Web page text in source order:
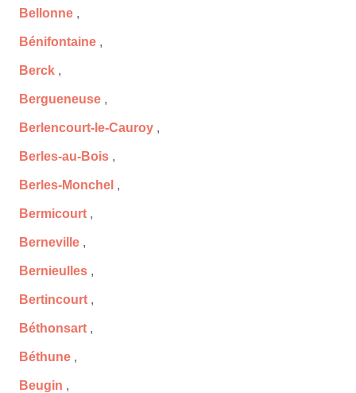
Bellonne ,
Bénifontaine ,
Berck ,
Bergueneuse ,
Berlencourt-le-Cauroy ,
Berles-au-Bois ,
Berles-Monchel ,
Bermicourt ,
Berneville ,
Bernieulles ,
Bertincourt ,
Béthonsart ,
Béthune ,
Beugin ,